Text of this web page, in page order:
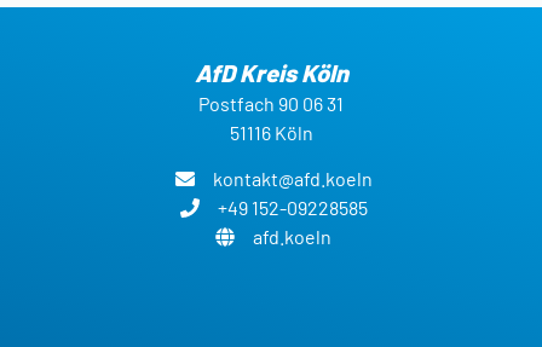
AfD Kreis Köln
Postfach 90 06 31
51116 Köln
kontakt@afd.koeln
+49 152-09228585
afd.koeln